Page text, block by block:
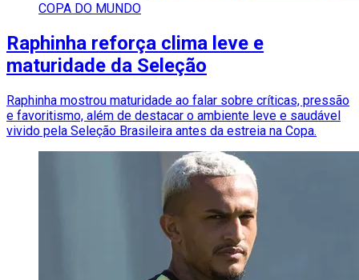
COPA DO MUNDO
Raphinha reforça clima leve e
maturidade da Seleção
Raphinha mostrou maturidade ao falar sobre críticas, pressão
e favoritismo, além de destacar o ambiente leve e saudável
vivido pela Seleção Brasileira antes da estreia na Copa.